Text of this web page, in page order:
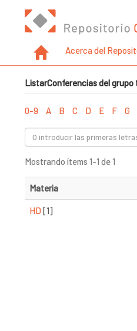
Acerca del
ListarConferencias del
0-9 A B C D E F G
Mostrando ítems 1-1 de 1
Materia
HD[1]